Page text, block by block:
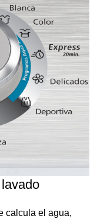
calcula el agua,